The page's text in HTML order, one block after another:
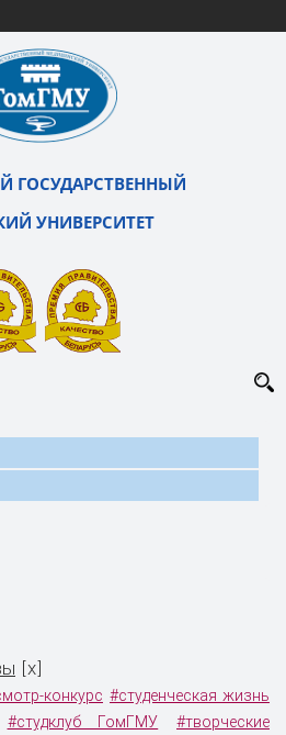
ГОСУДАРСТВЕННЫЙ
УНИВЕРСИТЕТ
x
конкурс #студенческая жизнь
#студклуб ГомГМУ
#творческие